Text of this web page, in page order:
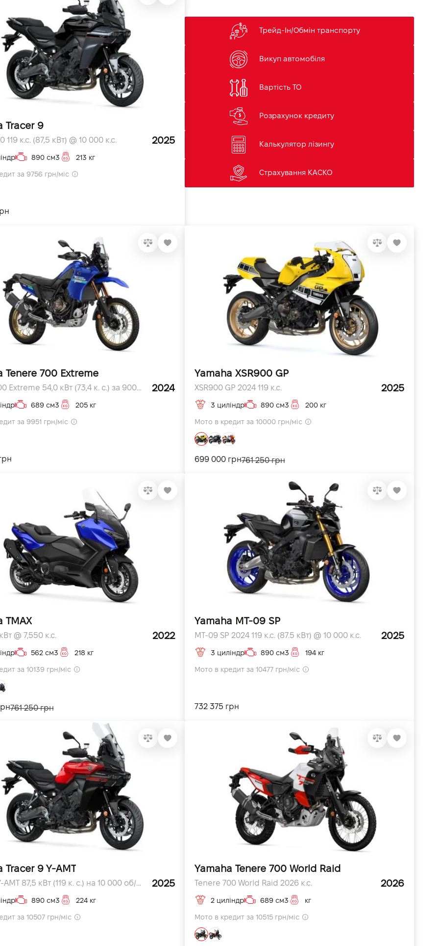
Tracer 9
119 к.с. (87,5 кВт) @ 10 000 к.с. 2025
890 см3 213 кг
за 9756 грн/міс
Трейд-Ін/Обмін транспорту
Викуп автомобіля
Вартість ТО
Розрахунок кредиту
Калькулятор лізингу
Страхування КАСКО
Tenere 700 Extreme
Tenere 700 Extreme 54,0 кВт (73,4 к. с.) за 9000 об/хв к.с. 2024
689 см3 205 кг
за 9951 грн/міс
Yamaha XSR900 GP
XSR900 GP 2024 119 к.с. 2025
3 циліндр 890 см3 200 кг
Мото в кредит за 10000 грн/міс
699 000 грн761 250 грн
TMAX
@ 7,550 к.с. 2022
562 см3 218 кг
за 10139 грн/міс
761 250 грн
Yamaha MT-09 SP
MT-09 SP 2024 119 к.с. (87.5 кВт) @ 10 000 к.с. 2025
3 циліндр 890 см3 194 кг
Мото в кредит за 10477 грн/міс
732 375 грн
Tracer 9 Y-AMT
Tracer 9 Y-AMT 87,5 кВт (119 к. с.) на 10 000 об/хв к.с. 2025
890 см3 224 кг
за 10507 грн/міс
Yamaha Tenere 700 World Raid
Tenere 700 World Raid 2026 к.с. 2026
2 циліндр 689 см3 кг
Мото в кредит за 10515 грн/міс